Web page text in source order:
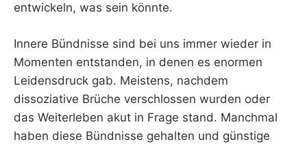
entwickeln, was sein könnte.
Innere Bündnisse sind bei uns immer wieder in
Momenten entstanden, in denen es enormen
Leidensdruck gab. Meistens, nachdem
dissoziative Brüche verschlossen wurden oder
das Weiterleben akut in Frage stand. Manchmal
haben diese Bündnisse gehalten und günstige